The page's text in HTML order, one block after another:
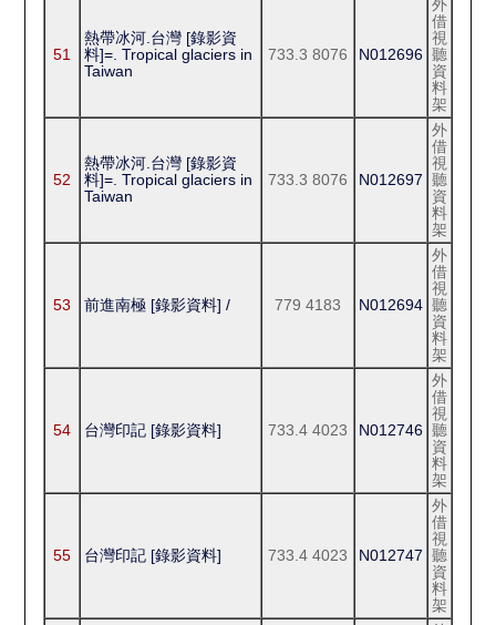
51
熱帶冰河.台灣 [錄影資
料]=. Tropical glaciers in
Taiwan
733.3 8076 N012696
外
借
視
聽
資
料
架
52
熱帶冰河.台灣 [錄影資
料]=. Tropical glaciers in
Taiwan
733.3 8076 N012697
外
借
視
聽
資
料
架
53 前進南極 [錄影資料] / 779 4183 N012694
外
借
視
聽
資
料
架
54 台灣印記 [錄影資料] 733.4 4023 N012746
外
借
視
聽
資
料
架
55 台灣印記 [錄影資料] 733.4 4023 N012747
外
借
視
聽
資
料
架